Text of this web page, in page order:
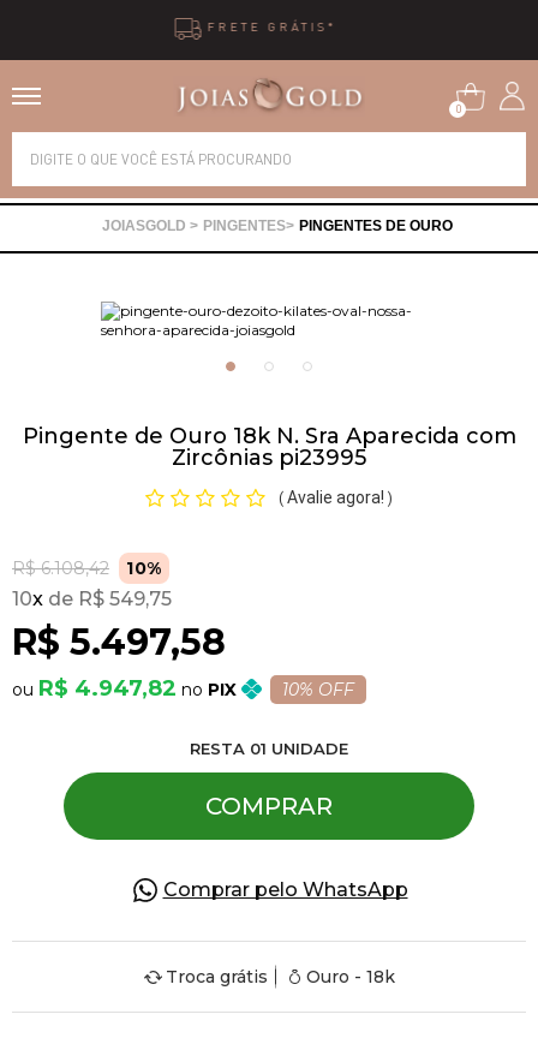
10X SEM JUROS
0
PINGENTES PINGENTES DE OURO
Pingente de Ouro 18k N. Sra Aparecida com
Zircônias pi23995
( Avalie agora! )
R$ 6.108,42 10%
R$ 5.497,58
10x R$ 549,75
R$ 4.947,82 PIX 10% OFF
RESTA 01 UNIDADE
COMPRAR
Comprar pelo WhatsApp
Troca grátis Ouro - 18k
Alianças
Brincos
Pulseiras
Piercing
Pedras Preciosas
Presente
OFERTAS